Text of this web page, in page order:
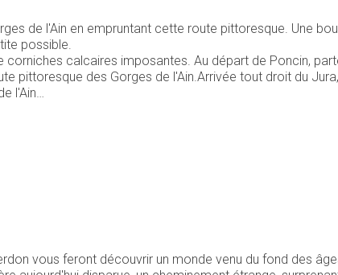
de l'Ain en empruntant cette route pittoresque. Une
possible.
calcaires imposantes. Au départ de Poncin,
pittoresque des Gorges de l'Ain.Arrivée tout droit du
l'Ain…
vous feront découvrir un monde venu du fond des